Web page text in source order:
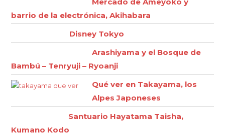
barrio de la electrónica, Akihabara
Disney Tokyo
Arashiyama y el Bosque de
Bambú – Tenryuji – Ryoanji
Qué ver en Takayama, los
Alpes Japoneses
Santuario Hayatama Taisha,
Kumano Kodo